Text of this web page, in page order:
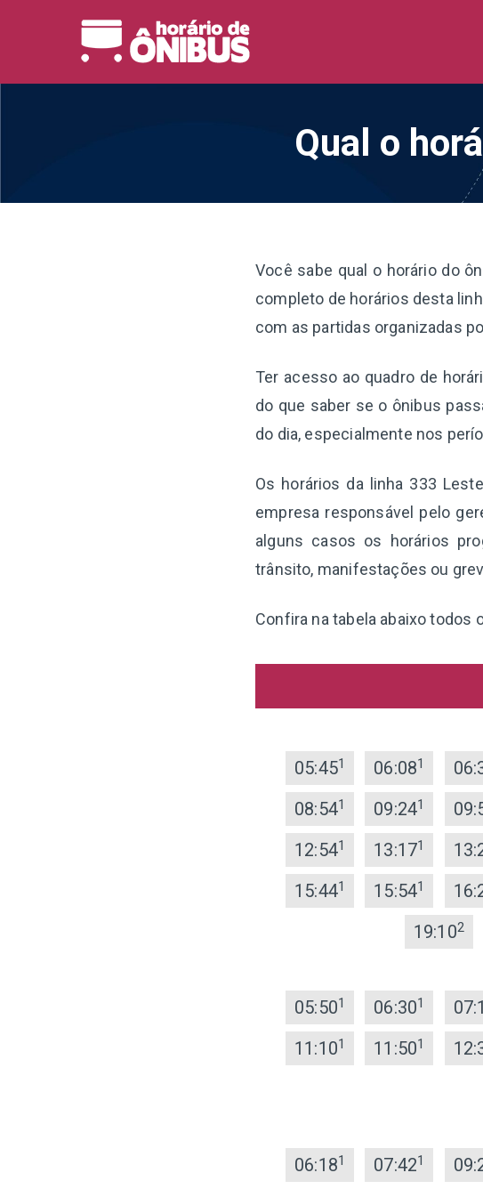
Qual o
Você sabe qual o horário do
completo de horários desta
com as partidas organizadas
Ter acesso ao quadro de
do que saber se o ônibus
do dia, especialmente nos
Os horários da linha 333
empresa responsável pelo
alguns casos os horários
trânsito, manifestações ou
Confira na tabela abaixo todos
05:451 06:081
08:541 09:241
12:541 13:171
15:441 15:541
19:102
05:501 06:301
11:101 11:501
06:181 07:421